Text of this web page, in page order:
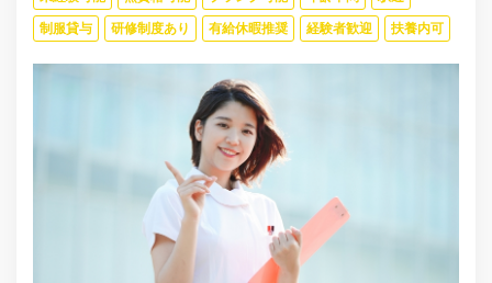
制服貸与 研修制度あり 有給休暇推奨 経験者歓迎 扶養内可